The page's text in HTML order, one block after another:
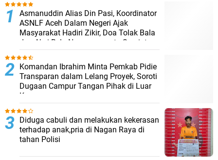
Asmanuddin Alias Din Pasi, Koordinator
ASNLF Aceh Dalam Negeri Ajak
Masyarakat Hadiri Zikir, Doa Tolak Bala
dan Aksi Bela Nanggroe serta Syariat
Komandan Ibrahim Minta Pemkab Pidie
Transparan dalam Lelang Proyek, Soroti
Dugaan Campur Tangan Pihak di Luar
Kewenangan
Diduga cabuli dan melakukan kekerasan
terhadap anak,pria di Nagan Raya di
tahan Polisi